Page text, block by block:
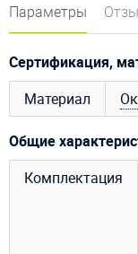
Параметры
Сертификация,
Материал
Общие
Комплектация